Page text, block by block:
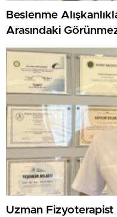
Beslenme
Arasındaki
Uzman